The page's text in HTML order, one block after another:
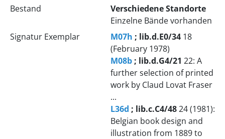
Bestand
Verschiedene Standorte
Einzelne Bände vorhanden
Signatur Exemplar
M07h ; lib.d.E0/34 18
(February 1978)
M08b; lib.d.G4/21 22: A
further selection of printed
work by Claud Lovat Fraser
...
L36d ; lib.c.C4/4824 (1981):
Belgian book design and
illustration from 1889 to